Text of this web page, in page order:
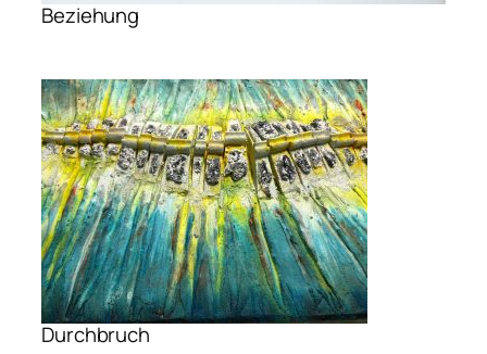
Beziehung
Durchbruch